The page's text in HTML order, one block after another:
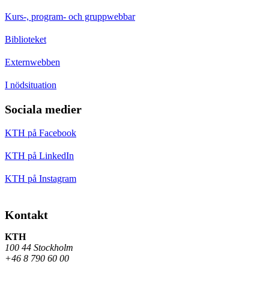
Kurs-, program- och gruppwebbar
Biblioteket
Externwebben
I nödsituation
Sociala medier
KTH på Facebook
KTH på LinkedIn
KTH på Instagram
Kontakt
KTH
100 44 Stockholm
+46 8 790 60 00